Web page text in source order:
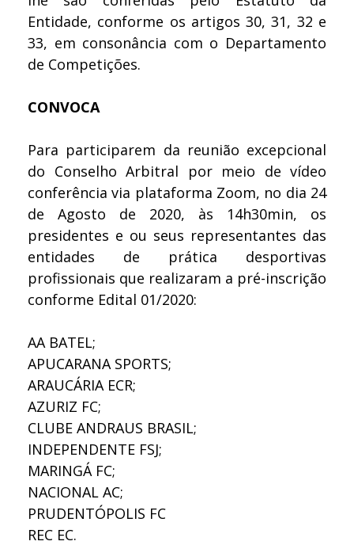
Entidade, conforme os artigos 30, 31, 32 e
33, em consonância com o Departamento
de Competições.
CONVOCA
Para participarem da reunião excepcional
do Conselho Arbitral por meio de vídeo
conferência via plataforma Zoom, no dia 24
de Agosto de 2020, às 14h30min, os
presidentes e ou seus representantes das
entidades de prática desportivas
profissionais que realizaram a pré-inscrição
conforme Edital 01/2020:
AA BATEL;
APUCARANA SPORTS;
ARAUCÁRIA ECR;
AZURIZ FC;
CLUBE ANDRAUS BRASIL;
INDEPENDENTE FSJ;
MARINGÁ FC;
NACIONAL AC;
PRUDENTÓPOLIS FC
REC EC.